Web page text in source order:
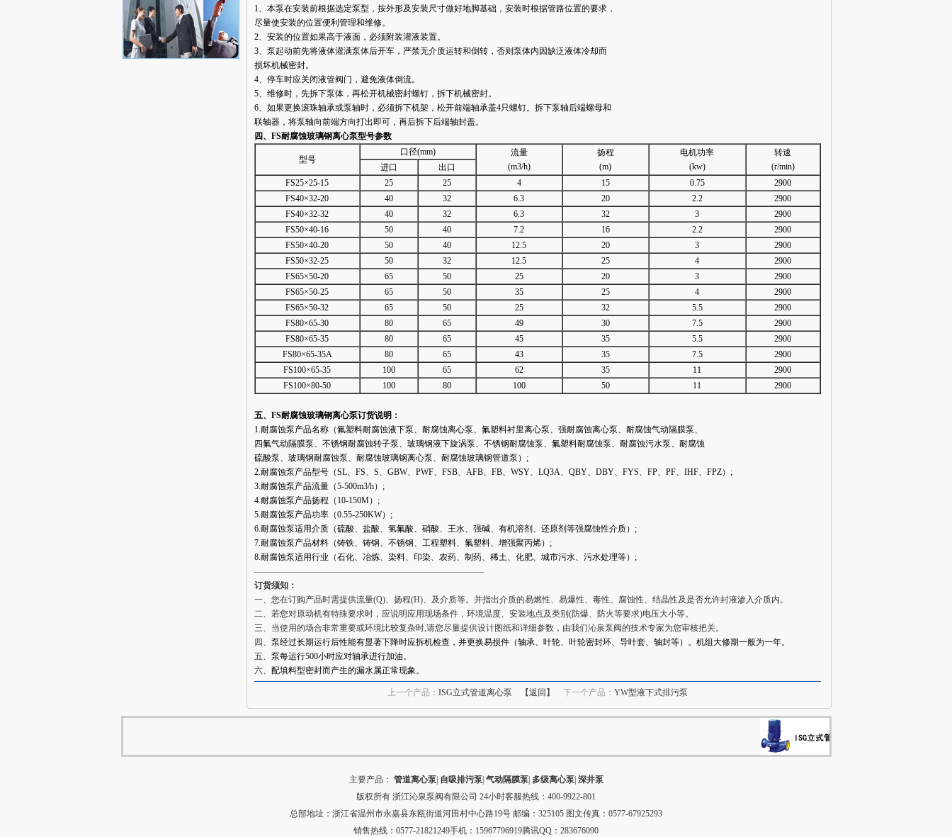
1、本泵在安装前根据选定泵型，按外形及安装尺寸做好地脚基础，安装时根据管路位置的要求，
尽量使安装的位置便利管理和维修。
2、安装的位置如果高于液面，必须附装灌液装置。
3、泵起动前先将液体灌满泵体后开车，严禁无介质运转和倒转，否则泵体内因缺泛液体冷却而
损坏机械密封。
4、停车时应关闭液管阀门，避免液体倒流。
5、维修时，先拆下泵体，再松开机械密封螺钉，拆下机械密封。
6、如果更换滚珠轴承或泵轴时，必须拆下机架，松开前端轴承盖4只螺钉。拆下泵轴后端螺母和
联轴器，将泵轴向前端方向打出即可，再后拆下后端轴封盖。
四、FS耐腐蚀玻璃钢离心泵型号参数
型号
口径(mm)
流量
(m3/h)
扬程
(m)
电机功率
(kw)
转速
(r/min)
进口
出口
FS25×25-15
25 25 4 15 0.75
2900
FS40×32-20
40 32 6.3 20 2.2
2900
FS40×32-32
40 32 6.3 32 3
2900
FS50×40-16
50 40 7.2 16 2.2
2900
FS50×40-20
50 40 12.5 20 3
2900
FS50×32-25
50 32 12.5 25 4
2900
FS65×50-20
65 50 25 20 3
2900
FS65×50-25
65 50 35 25 4
2900
FS65×50-32
65 50 25 32 5.5
2900
FS80×65-30
80 65 49 30 7.5
2900
FS80×65-35
80 65 45 35 5.5
2900
FS80×65-35A
80 65 43 35 7.5
2900
FS100×65-35
100 65 62 35 11
2900
FS100×80-50
100 80 100 50 11 2900
五、FS耐腐蚀玻璃钢离心泵订货说明：
1.耐腐蚀泵产品名称（氟塑料耐腐蚀液下泵、耐腐蚀离心泵、氟塑料衬里离心泵、强耐腐蚀离心泵、耐腐蚀气动隔膜泵、
四氟气动隔膜泵、不锈钢耐腐蚀转子泵、玻璃钢液下旋涡泵、不锈钢耐腐蚀泵、氟塑料耐腐蚀泵、耐腐蚀污水泵、耐腐蚀
硫酸泵、玻璃钢耐腐蚀泵、耐腐蚀玻璃钢离心泵、耐腐蚀玻璃钢管道泵）;
2.耐腐蚀泵产品型号（SL、FS、S、GBW、PWF、FSB、AFB、FB、WSY、LQ3A、QBY、DBY、FYS、FP、PF、IHF、FPZ）;
3.耐腐蚀泵产品流量（5-500m3/h）;
4.耐腐蚀泵产品扬程（10-150M）;
5.耐腐蚀泵产品功率（0.55-250KW）;
6.耐腐蚀泵适用介质（硫酸、盐酸、氢氟酸、硝酸、王水、强碱、有机溶剂、还原剂等强腐蚀性介质）;
7.耐腐蚀泵产品材料（铸铁、铸钢、不锈钢、工程塑料、氟塑料、增强聚丙烯）;
8.耐腐蚀泵适用行业（石化、冶炼、染料、印染、农药、制药、稀土、化肥、城市污水、污水处理等）;
———————————————————————————
订货须知：
一、您在订购产品时需提供流量(Q)、扬程(H)、及介质等。并指出介质的易燃性、易爆性、毒性、腐蚀性、结晶性及是否允许封液渗入介质内。
二、若您对原动机有特殊要求时，应说明应用现场条件，环境温度、安装地点及类别(防爆、防火等要求)电压大小等。
三、当使用的场合非常重要或环境比较复杂时,请您尽量提供设计图纸和详细参数，由我们沁泉泵阀的技术专家为您审核把关。
四、 泵经过长期运行后性能有显著下降时应拆机检查，并更换易损件（轴承、叶轮、叶轮密封环、导叶套、轴封等）。机组大修期一般为一年。
五、 泵每运行500小时应对轴承进行加油。
六、 配填料型密封而产生的漏水属正常现象。
上一个产品： ISG立式管道离心泵 【返回】 下一个产品： YW型液下式排污泵
主要产品： 管道离心泵| 自吸排污泵| 气动隔膜泵| 多级离心泵| 深井泵
版权所有 浙江沁泉泵阀有限公司 24小时客服热线：400-9922-801
总部地址：浙江省温州市永嘉县东瓯街道河田村中心路19号 邮编：325105 图文传真：0577-67925293
销售热线：0577-21821249手机：15967796919腾讯QQ：283676090